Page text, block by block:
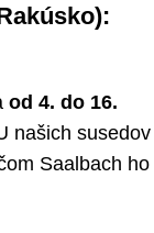
od 4. do 16.
našich susedov
Saalbach ho